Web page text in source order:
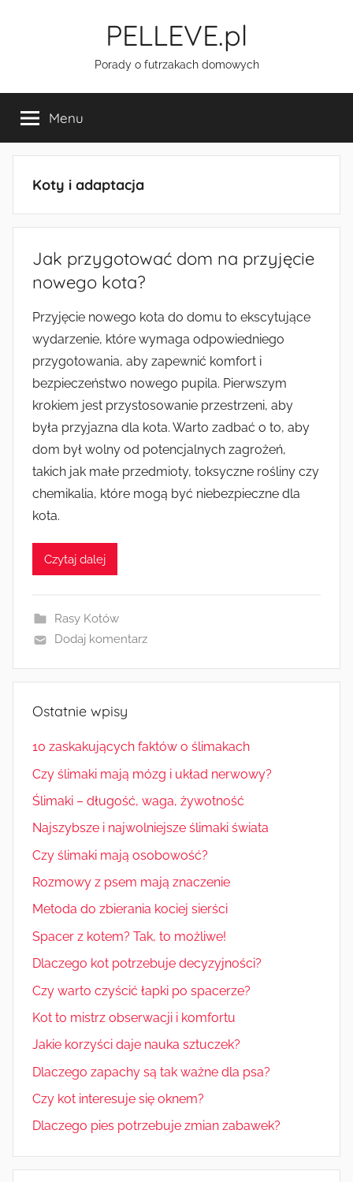
PELLEVE.pl
Porady o futrzakach domowych
Menu
Koty i adaptacja
Jak przygotować dom na przyjęcie
nowego kota?
Przyjęcie nowego kota do domu to ekscytujące
wydarzenie, które wymaga odpowiedniego
przygotowania, aby zapewnić komfort i
bezpieczeństwo nowego pupila. Pierwszym
krokiem jest przystosowanie przestrzeni, aby
była przyjazna dla kota. Warto zadbać o to, aby
dom był wolny od potencjalnych zagrożeń,
takich jak małe przedmioty, toksyczne rośliny czy
chemikalia, które mogą być niebezpieczne dla
kota.
Czytaj dalej
Rasy Kotów
Dodaj komentarz
Ostatnie wpisy
10 zaskakujących faktów o ślimakach
Czy ślimaki mają mózg i układ nerwowy?
Ślimaki – długość, waga, żywotność
Najszybsze i najwolniejsze ślimaki świata
Czy ślimaki mają osobowość?
Rozmowy z psem mają znaczenie
Metoda do zbierania kociej sierści
Spacer z kotem? Tak, to możliwe!
Dlaczego kot potrzebuje decyzyjności?
Czy warto czyścić łapki po spacerze?
Kot to mistrz obserwacji i komfortu
Jakie korzyści daje nauka sztuczek?
Dlaczego zapachy są tak ważne dla psa?
Czy kot interesuje się oknem?
Dlaczego pies potrzebuje zmian zabawek?